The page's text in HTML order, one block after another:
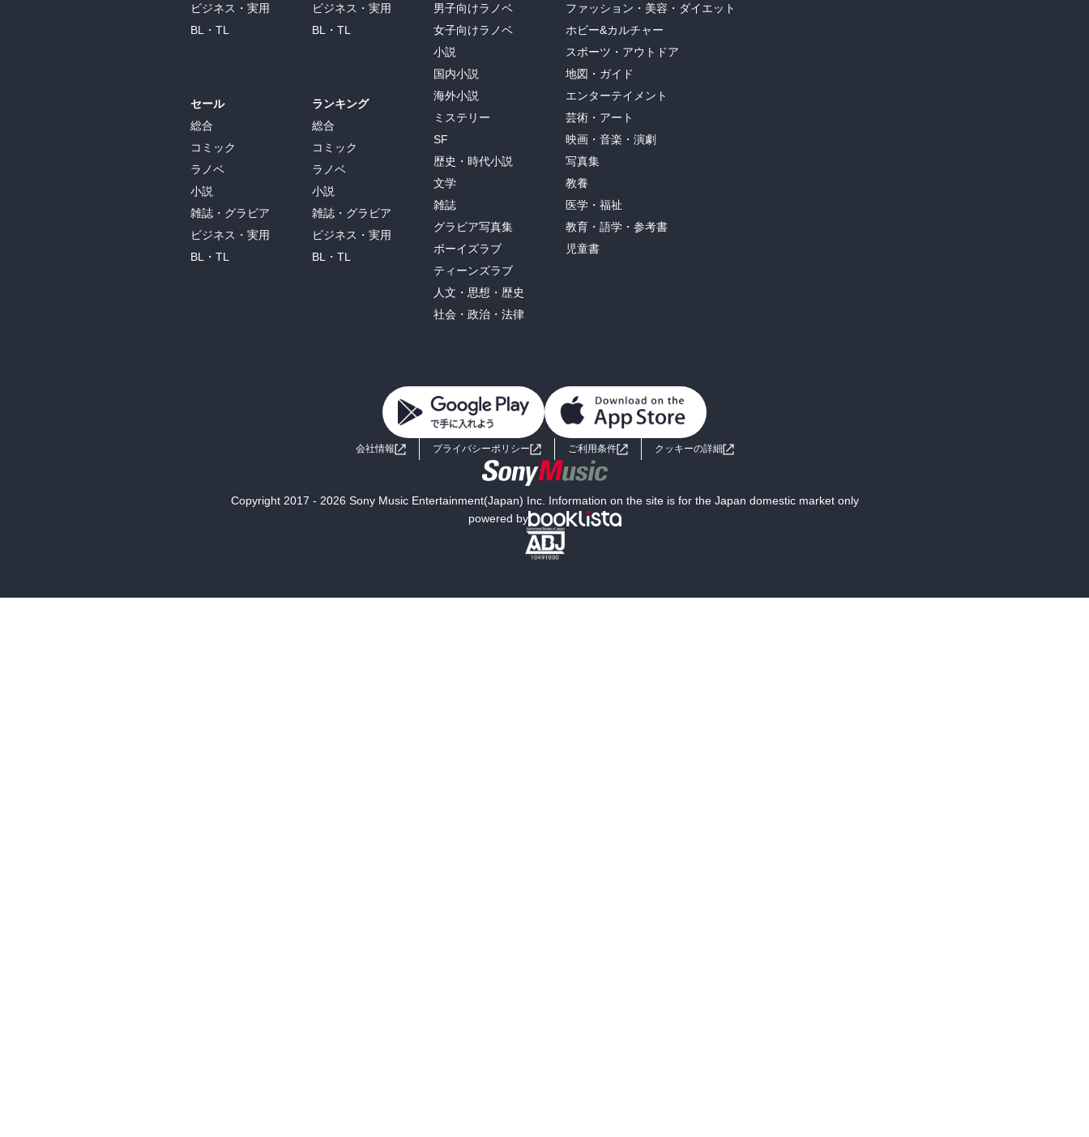
ビジネス・実用
BL・TL
セール
総合
コミック
ラノベ
小説
雑誌・グラビア
ビジネス・実用
BL・TL
ビジネス・実用
BL・TL
ランキング
総合
コミック
ラノベ
小説
雑誌・グラビア
ビジネス・実用
BL・TL
男子向けラノベ
女子向けラノベ
小説
国内小説
海外小説
ミステリー
SF
歴史・時代小説
文学
雑誌
グラビア写真集
ボーイズラブ
ティーンズラブ
人文・思想・歴史
社会・政治・法律
ファッション・美容・ダイエット
ホビー&カルチャー
スポーツ・アウトドア
地図・ガイド
エンターテイメント
芸術・アート
映画・音楽・演劇
写真集
教養
医学・福祉
教育・語学・参考書
児童書
会社情報 プライバシーポリシー ご利用条件 クッキーの詳細
Copyright 2017 - 2026 Sony Music Entertainment(Japan) Inc. Information on the site is for the Japan domestic market only
powered by